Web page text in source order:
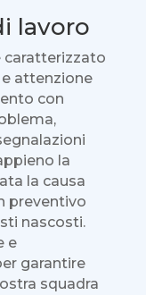
lavoro
caratterizzato
attenzione
con
la
la causa
preventivo
nascosti.
e
garantire
squadra